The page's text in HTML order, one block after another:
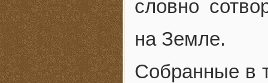
словно
на Земле.
Собранные в